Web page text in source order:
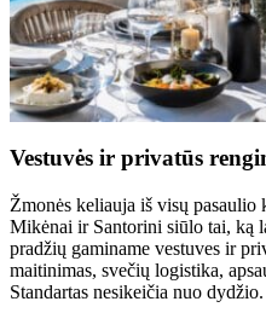
Vestuvės ir privatūs
Žmonės keliauja iš visų
Mikėnai ir Santorini siūlo tai, ką
pradžių gaminame vestuves ir
maitinimas, svečių logistika,
Standartas nesikeičia nuo dydžio.